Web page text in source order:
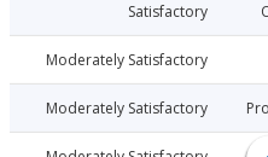
Satisfactory
Moderately Satisfactory
12-21
Moderately Satisfactory
12-21